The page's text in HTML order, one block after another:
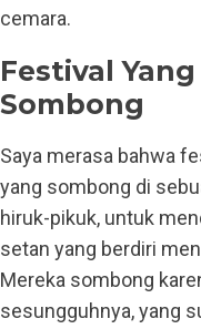
cemara.
Festival
Sombong
Saya merasa bahwa
yang sombong di
hiruk-pikuk, untuk
setan yang berdiri
Mereka sombong
sesungguhnya, yang